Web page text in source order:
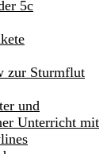
5c
zur Sturmflut
und
Unterricht mit